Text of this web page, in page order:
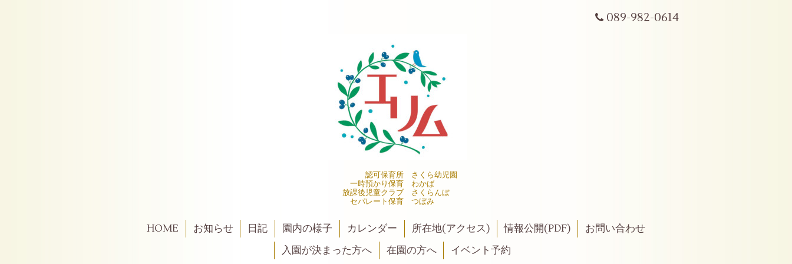
089-982-0614
認可保育所 さくら幼児園
一時預かり保育 わかば
放課後児童クラブ さくらんぼ
セパレート保育 つぼみ
HOME お知らせ 日記 園内の様子 カレンダー 所在地(アクセス) 情報公開(PDF)
お問い合わせ
入園が決まった方へ
在園の方へ イベント予約